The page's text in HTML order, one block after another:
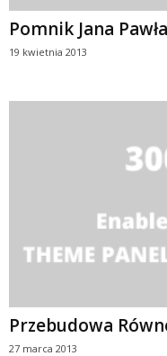
Pomnik Jana
19 kwietnia 2013
Przebudowa
27 marca 2013